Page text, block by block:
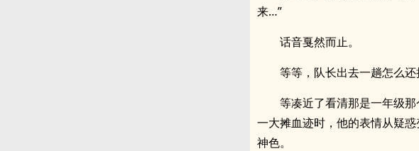
来…”
话音戛然而止。
等等，队长出去一趟怎么还
等凑近了看清那是一年级
一大摊血迹时，他的表情从疑
神色。